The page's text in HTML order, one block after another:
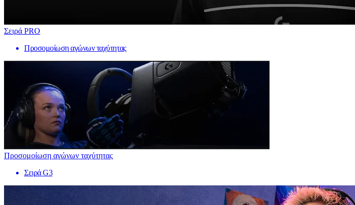
Σειρά PRO
Προσομοίωση αγώνων ταχύτητας
Προσομοίωση αγώνων ταχύτητας
Σειρά G3